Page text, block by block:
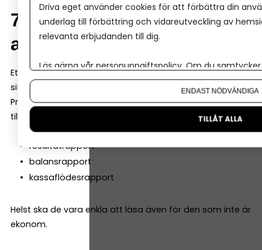
7. Rapporter som är lätta
att förstå
Ett bra bokföringsprogram ska inte bara registrera
siffror – det ska också hjälpa dig att förstå ekonomin.
Programmet ska därför kunna ge dig tydliga rapporter,
till exempel:
resultatrapport
balansrapport
kassaflödesrapport
Helst ska de vara enkla att läsa även för den som inte är
ekonom.
Driva eget använder cookies för att förbättra din
underlag till förbättring och vidareutveckling av
relevanta erbjudanden till dig.
Läs gärna vår personuppgiftspolicy. Om du
Om du vill ändra ditt val i efterhand hittar du den
ENDAST NÖDVÄNDIGA
TILLÅT ALLA